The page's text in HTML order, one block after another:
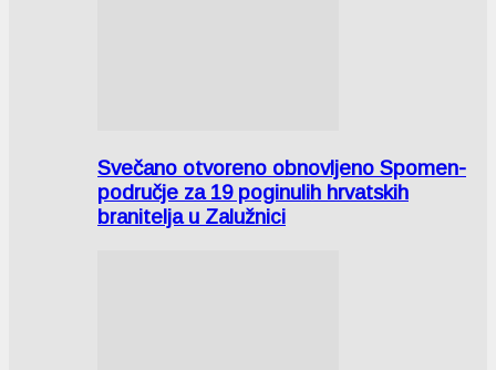
Svečano otvoreno obnovljeno Spomen-
područje za 19 poginulih hrvatskih
branitelja u Zalužnici